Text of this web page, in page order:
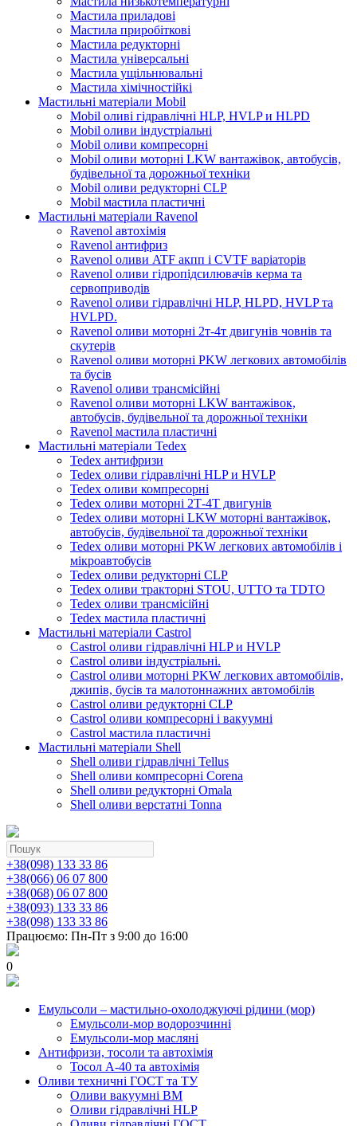
Мастила приладові
Мастила приробіткові
Мастила редукторні
Мастила універсальні
Мастила ущільнювальні
Мастила хімічностійкі
Мастильні матеріали Mobil
Mobil оливі гідравлічні HLP, HVLP и HLPD
Mobil оливи індустріальні
Mobil оливи компресорні
Mobil оливи моторні LKW вантажівок, автобусів,
будівельної та дорожньої техніки
Mobil оливи редукторні CLP
Mobil мастила пластичні
Мастильні матеріали Ravenol
Ravenol автохімія
Ravenol антифриз
Ravenol оливи ATF акпп і CVTF варіаторів
Ravenol оливи гідропідсилювачів керма та
сервоприводів
Ravenol оливи гідравлічні HLP, HLPD, HVLP та
HVLPD.
Ravenol оливи моторні 2т-4т двигунів човнів та
скутерів
Ravenol оливи моторні PKW легкових автомобілів
та бусів
Ravenol оливи трансмісійні
Ravenol оливи моторні LKW вантажівок,
автобусів, будівельної та дорожньої техніки
Ravenol мастила пластичні
Мастильні матеріали Tedex
Tedex антифризи
Tedex оливи гідравлічні HLP и HVLP
Tedex оливи компресорні
Tedex оливи моторні 2Т-4Т двигунів
Tedex оливи моторні LKW моторні вантажівок,
автобусів, будівельної та дорожньої техніки
Tedex оливи моторні PKW легкових автомобілів і
мікроавтобусів
Tedex оливи редукторні CLP
Tedex оливи тракторні STOU, UTTO та TDTO
Tedex оливи трансмісійні
Tedex мастила пластичні
Мастильні матеріали Castrol
Castrol оливи гідравлічні HLP и HVLP
Castrol оливи індустріальні.
Castrol оливи моторні PKW легкових автомобілів,
джипів, бусів та малотоннажних автомобілів
Castrol оливи редукторні CLP
Castrol оливи компресорні і вакуумні
Castrol мастила пластичні
Мастильні матеріали Shell
Shell оливи гідравлічні Tellus
Shell оливи компресорні Corena
Shell оливи редукторні Omala
Shell оливи верстатні Tonna
+38(098) 133 33 86
+38(066) 06 07 800
+38(068) 06 07 800
+38(093) 133 33 86
+38(098) 133 33 86
Працюємо: Пн-Пт з 9:00 до 16:00
0
Емульсоли – мастильно-охолоджуючі рідини (мор)
Емульсоли-мор водорозчинні
Емульсоли-мор масляні
Антифризи, тосоли та автохімія
Тосол А-40 та автохімія
Оливи техничні ГОСТ та ТУ
Оливи вакуумні ВМ
Оливи гідравлічні HLP